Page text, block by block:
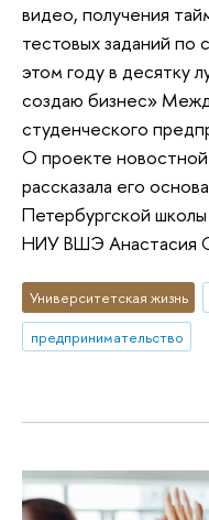
видео, получения
тестовых заданий
этом году в десятку
создаю бизнес»
студенческого
О проекте
рассказала его
Петербургской
НИУ ВШЭ Анастасия
Университетская жизнь
предпринимательство